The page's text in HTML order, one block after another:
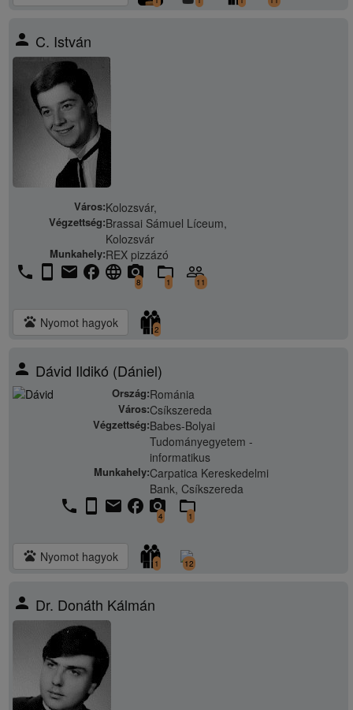
person C. István
Város:Kolozsvár,
Végzettség:Brassai Sámuel Líceum,
Kolozsvár
Munkahely:REX pizzázó
phone stay_current_portrait email facebook language camera_alt
8
folder_open
1
people_outline
11
pets Nyomot hagyok 2
person Dávid Ildikó (Dániel)
Ország:Románia
Város:Csíkszereda
Végzettség:Babes-Bolyai
Tudományegyetem -
informatikus
Munkahely:Carpatica Kereskedelmi
Bank, Csíkszereda
phone stay_current_portrait email facebook camera_alt
4
folder_open
1
pets Nyomot hagyok 1 12
person Dr. Donáth Kálmán